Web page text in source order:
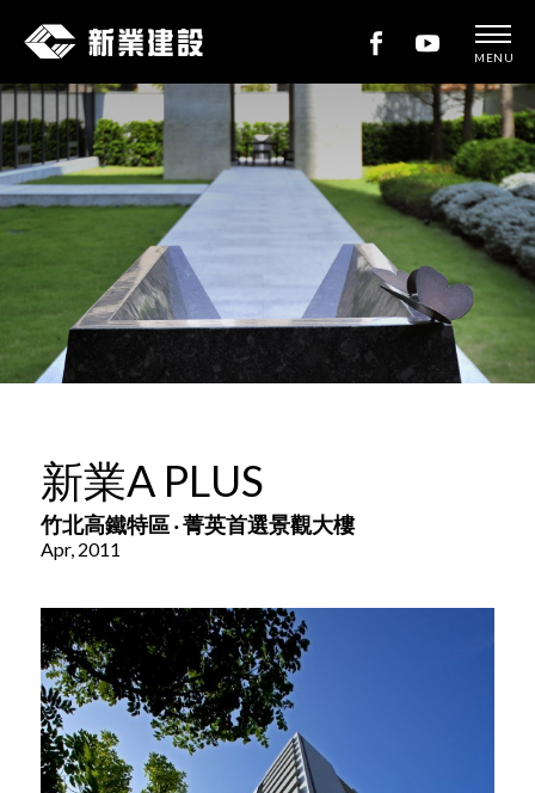
新
業
建
設
MENU
新業A PLUS
竹北高鐵特區 ‧ 菁英首選景觀大樓
Apr, 2011